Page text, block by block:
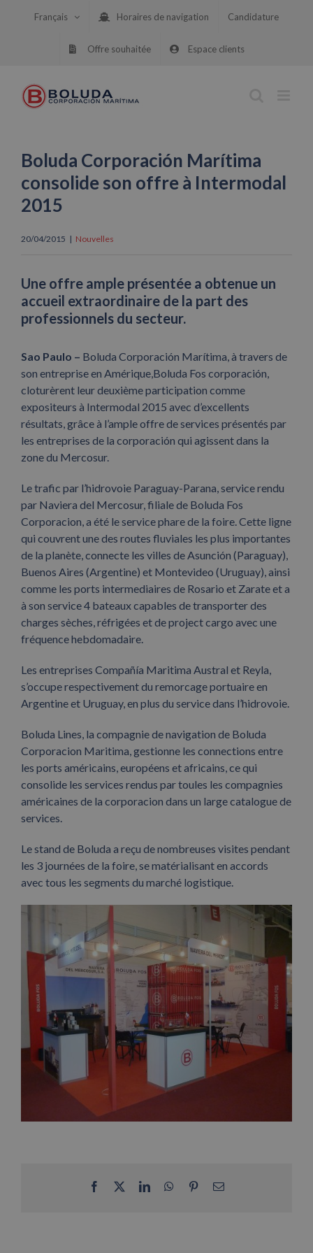
Français Horaires de navigation Candidature
Offre souhaitée Espace clients
Boluda Corporación Marítima
consolide son offre à Intermodal
2015
20/04/2015 | Nouvelles
Une offre ample présentée a obtenue un
accueil extraordinaire de la part des
professionnels du secteur.
Sao Paulo – Boluda Corporación Marítima, à travers de
son entreprise en Amérique,Boluda Fos corporación,
cloturèrent leur deuxième participation comme
expositeurs à Intermodal 2015 avec d’excellents
résultats, grâce à l’ample offre de services présentés par
les entreprises de la corporación qui agissent dans la
zone du Mercosur.
Le trafic par l’hidrovoie Paraguay-Parana, service rendu
par Naviera del Mercosur, filiale de Boluda Fos
Corporacion, a été le service phare de la foire. Cette ligne
qui couvrent une des routes fluviales les plus importantes
de la planète, connecte les villes de Asunción (Paraguay),
Buenos Aires (Argentine) et Montevideo (Uruguay), ainsi
comme les ports intermediaires de Rosario et Zarate et a
à son service 4 bateaux capables de transporter des
charges sèches, réfrigées et de project cargo avec une
fréquence hebdomadaire.
Les entreprises Compañía Maritima Austral et Reyla,
s’occupe respectivement du remorcage portuaire en
Argentine et Uruguay, en plus du service dans l’hidrovoie.
Boluda Lines, la compagnie de navigation de Boluda
Corporacion Maritima, gestionne les connections entre
les ports américains, européens et africains, ce qui
consolide les services rendus par toules les compagnies
américaines de la corporacion dans un large catalogue de
services.
Le stand de Boluda a reçu de nombreuses visites pendant
les 3 journées de la foire, se matérialisant en accords
avec tous les segments du marché logistique.
Facebook LinkedInWhatsApp
PinterestEmail